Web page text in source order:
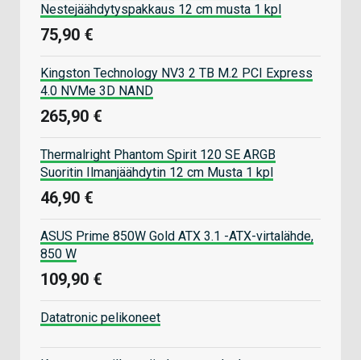
Nestejäähdytyspakkaus 12 cm musta 1 kpl
75,90 €
Kingston Technology NV3 2 TB M.2 PCI Express
4.0 NVMe 3D NAND
265,90 €
Thermalright Phantom Spirit 120 SE ARGB
Suoritin Ilmanjäähdytin 12 cm Musta 1 kpl
46,90 €
ASUS Prime 850W Gold ATX 3.1 -ATX-virtalähde,
850 W
109,90 €
Datatronic pelikoneet